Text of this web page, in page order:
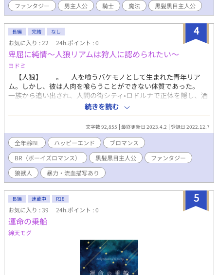
移主人公です。 ◇異世界転移・騎士・西洋風ファンタジーと好き
な物を詰め込んでいます。
ファンタジー
男主人公 騎士 魔法 黒髪黒目主人公
4
長編 完結 なし
お気に入り : 22 24h.ポイント : 0
卑屈に純情〜人狼リアムは狩人に認められたい〜
ヨドミ
【人狼】――。 人を喰うバケモノとして生まれた青年リア
ム。しかし、彼は人肉を喰らうことができない体質であった。
一族から追い出され、人間の街シティ•ロドルナで正体を隠し、酒
場の給仕として働く日々を送っている。 唯一の楽しみは、酒場
の常連、警察官のヴィクターを眺めることだ。ひ弱な自分とは真
逆で、逞しく強靭なヴィクターに憧れを抱くリアムだが、ある
日、客のひとりに押し付けられた荷物が発端でヴィクターとの距
離が縮まり――。 獲物に恋する人狼が、不器用な人狼狩り専門
の警察官に認められようと奮闘する物語。
続きを読む
文字数 92,855 最終更新日 2023.4.2 登録日 2022.12.7
全年齢BL ハッピーエンド
ブロマンス
BR（ボーイズロマンス）
黒髪黒目主人公
ファンタジー
狼獣人
暴力・流血描写あり
5
長編 連載中 R18
お気に入り : 39 24h.ポイント : 0
運命の乗船
綿天モグ